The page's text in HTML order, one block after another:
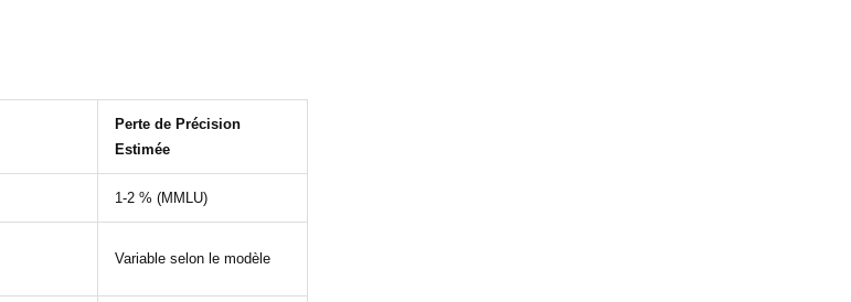
Perte de Précision
Estimée
1-2 % (MMLU)
Variable selon le modèle